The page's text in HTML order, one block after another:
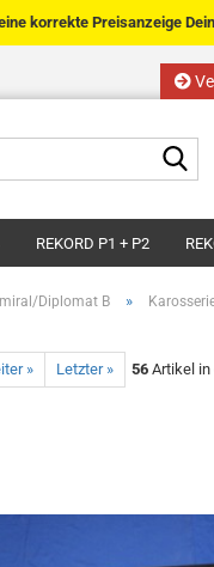
Sprache
Lieferland
korrekte Preisanzeige
REKORD P1 + P2
Diplomat B »
» Letzter » 56 Artikel in